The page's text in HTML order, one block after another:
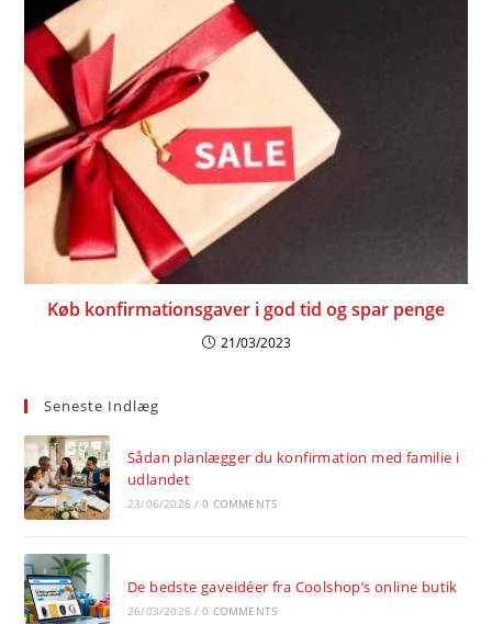
Køb konfirmationsgaver i god tid og spar penge
21/03/2023
Seneste Indlæg
Sådan planlægger du konfirmation med familie i
udlandet
23/06/2026 / 0 COMMENTS
De bedste gaveidéer fra Coolshop’s online butik
26/03/2026 / 0 COMMENTS